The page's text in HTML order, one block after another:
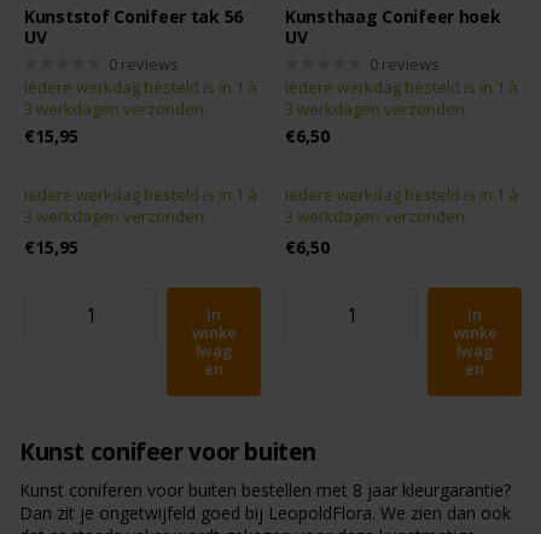
Kunststof Conifeer tak 56
UV
0 reviews
Iedere werkdag besteld is in 1 à
3 werkdagen verzonden.
€15,95
Iedere werkdag besteld is in 1 à
3 werkdagen verzonden.
€15,95
In
winke
lwag
en
Kunsthaag Conifeer hoek
UV
0 reviews
Iedere werkdag besteld is in 1 à
3 werkdagen verzonden.
€6,50
Iedere werkdag besteld is in 1 à
3 werkdagen verzonden.
€6,50
In
winke
lwag
en
Kunst conifeer voor buiten
Kunst coniferen voor buiten bestellen met 8 jaar kleurgarantie?
Dan zit je ongetwijfeld goed bij LeopoldFlora. We zien dan ook